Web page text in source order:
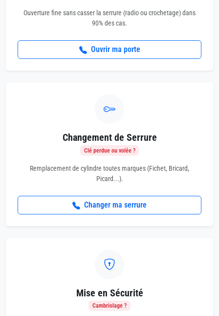
Ouverture fine sans casser la serrure (radio ou crochetage) dans
90% des cas.
Ouvrir ma porte
Changement de Serrure
Clé perdue ou volée ?
Remplacement de cylindre toutes marques (Fichet, Bricard,
Picard...).
Changer ma serrure
Mise en Sécurité
Cambriolage ?